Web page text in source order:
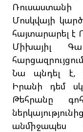
Մոսկվայի
հայտարարել
Միխայիլ
Նա պնդել է,
Իրանի դեմ
Թեհրանը
անմիջապես